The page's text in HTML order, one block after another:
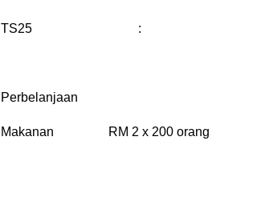
TS25 :
Perbelanjaan
Makanan RM 2 x 200 orang